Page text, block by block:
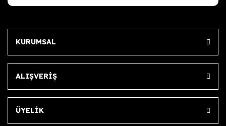
KURUMSAL
ALIŞVERİŞ
ÜYELİK